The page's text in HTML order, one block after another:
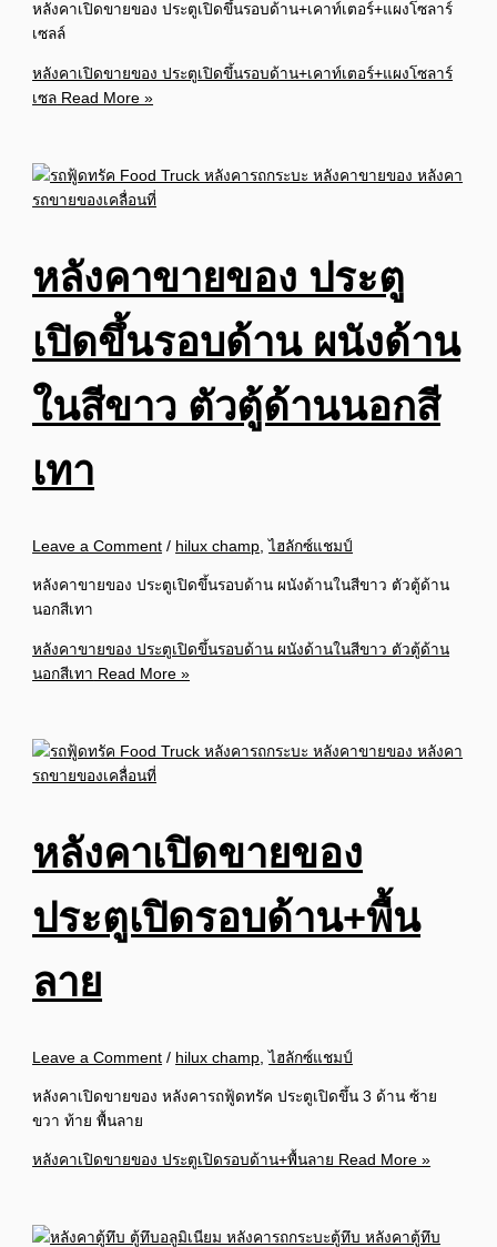
หลังคาเปิดขายของ ประตูเปิดขึ้นรอบด้าน+เคาท์เตอร์+แผงโซลาร์
เซลล์
หลังคาเปิดขายของ ประตูเปิดขึ้นรอบด้าน+เคาท์เตอร์+แผงโซลาร์
เซล Read More »
หลังคาขายของ ประตู
เปิดขึ้นรอบด้าน ผนังด้าน
ในสีขาว ตัวตู้ด้านนอกสี
เทา
Leave a Comment / hilux champ,ไฮลักซ์แชมป์
หลังคาขายของ ประตูเปิดขึ้นรอบด้าน ผนังด้านในสีขาว ตัวตู้ด้าน
นอกสีเทา
หลังคาขายของ ประตูเปิดขึ้นรอบด้าน ผนังด้านในสีขาว ตัวตู้ด้าน
นอกสีเทา Read More »
หลังคาเปิดขายของ
ประตูเปิดรอบด้าน+พื้น
ลาย
Leave a Comment / hilux champ,ไฮลักซ์แชมป์
หลังคาเปิดขายของ หลังคารถฟู้ดทรัค ประตูเปิดขึ้น 3 ด้าน ซ้าย
ขวา ท้าย พื้นลาย
หลังคาเปิดขายของ ประตูเปิดรอบด้าน+พื้นลาย Read More »